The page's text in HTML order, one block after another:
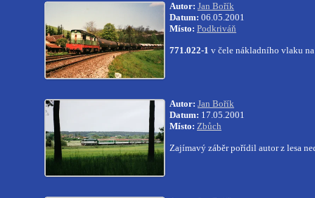
Autor: Jan Bořík
Datum: 06.05.2001
Místo: Podkriváň
771.022-1 v čele nákladního vlaku
Autor: Jan Bořík
Datum: 17.05.2001
Místo: Zbůch
Zajímavý záběr pořídil autor z lesa